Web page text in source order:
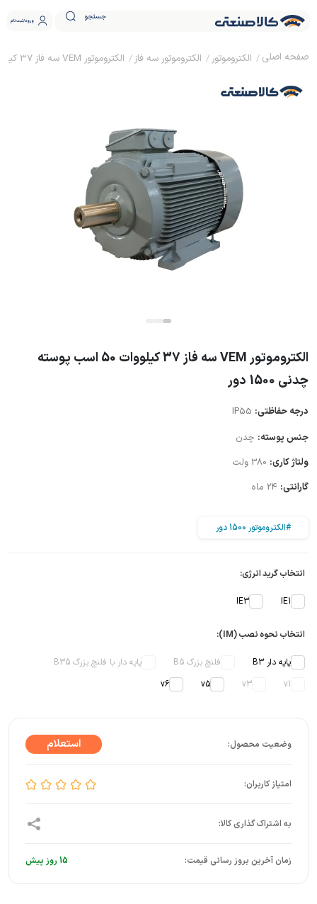
جستجو ورود ثبت نام
الکتروموتور الکتروموتور سه فاز الکتروموتور VEM سه فاز 37 کیلووات 50 اسب پوسته چدنی 1500 دور
الکتروموتور VEM سه فاز 37 کیلووات 50 اسب پوسته
چدنی 1500 دور
درجه حفاظتی: IP55
جنس پوسته: چدن
ولتاژ کاری:
گارانتی:
#الکتروموتور 1500 دور
انتخاب گرید انرژی:
IE1
IE3
انتخاب نحوه نصب (IM):
پایه دار B3 فلنچ بزرگ B5
پایه دار با فلنچ بزرگ B35
v1
v3
v5
v6
زمان آخرین بروز رسانی قیمت: 15 روز پیش